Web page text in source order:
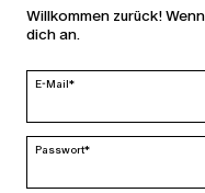
LAND UND
ändern
Willkommen zurück!
dich an.
E-Mail*
Passwort*